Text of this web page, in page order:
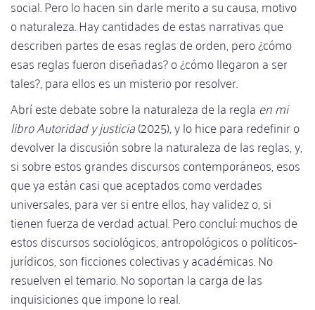
social. Pero lo hacen sin darle merito a su causa, motivo
o naturaleza. Hay cantidades de estas narrativas que
describen partes de esas reglas de orden, pero ¿cómo
esas reglas fueron diseñadas? o ¿cómo llegaron a ser
tales?, para ellos es un misterio por resolver.
Abrí este debate sobre la naturaleza de la reglaen mi
libro Autoridad y justicia(2025), y lo hice para redefinir o
devolver la discusión sobre la naturaleza de las reglas, y,
si sobre estos grandes discursos contemporáneos, esos
que ya están casi que aceptados como verdades
universales, para ver si entre ellos, hay validez o, si
tienen fuerza de verdad actual. Pero concluí: muchos de
estos discursos sociológicos, antropológicos o políticos-
jurídicos, son ficciones colectivas y académicas. No
resuelven el temario. No soportan la carga de las
inquisiciones que impone lo real.